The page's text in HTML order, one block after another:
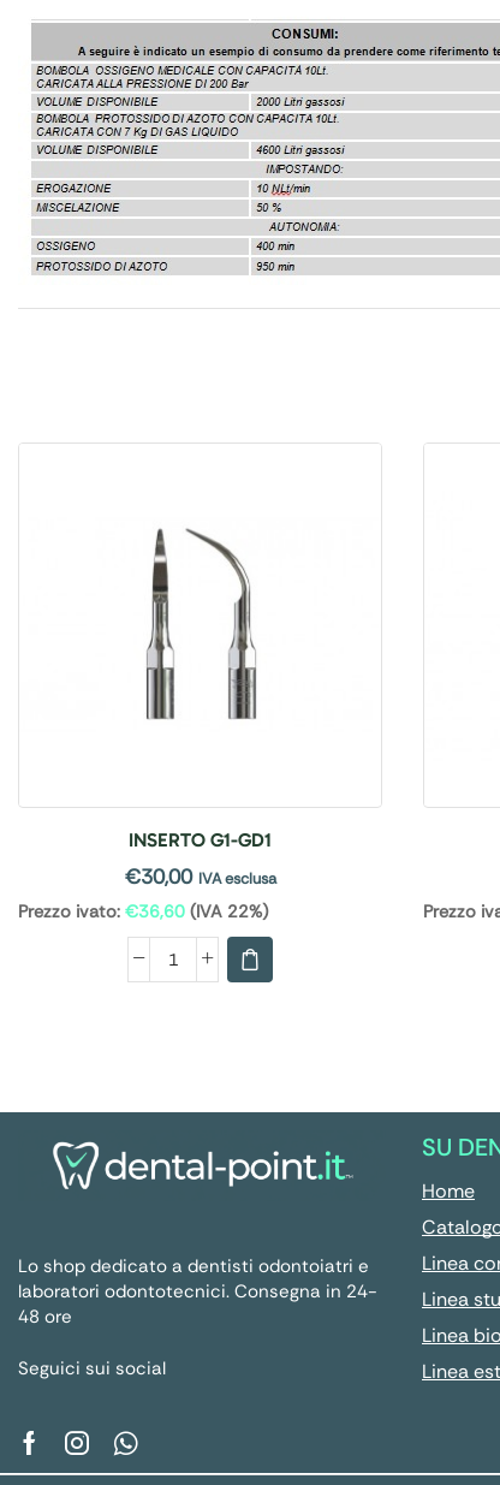
INSERTO G1-GD1
€30,00 IVA esclusa
Prezzo ivato: €36,60 (IVA 22%) Prezzo
Lo shop dedicato a dentisti odontoiatri e
laboratori odontotecnici. Consegna in 24-
48 ore
Seguici sui social
SU
Home
Linea
Linea
Linea
Linea